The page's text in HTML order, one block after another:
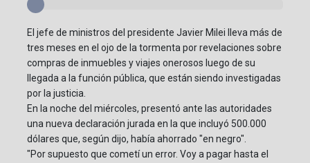
El jefe de ministros del presidente Javier Milei lleva más de
tres meses en el ojo de la tormenta por revelaciones sobre
compras de inmuebles y viajes onerosos luego de su
llegada a la función pública, que están siendo investigadas
por la justicia.
En la noche del miércoles, presentó ante las autoridades
una nueva declaración jurada en la que incluyó 500.000
dólares que, según dijo, había ahorrado "en negro".
"Por supuesto que cometí un error. Voy a pagar hasta el